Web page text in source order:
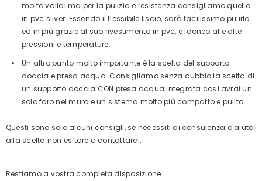
molto validi ma per la pulizia e resistenza consigliamo quello
in pvc silver. Essendo il flessibile liscio, sarà facilissimo pulirlo
ed in più grazie al suo rivestimento in pvc, è idoneo alle alte
pressioni e temperature.
Un altro punto molto importante è la scelta del supporto
doccia e presa acqua. Consigliamo senza dubbio la scelta di
un supporto doccia CON presa acqua integrata così avrai un
solo foro nel muro e un sistema molto più compatto e pulito.
Questi sono solo alcuni consigli, se necessiti di consulenza o aiuto
alla scelta non esitare a contattarci.
Restiamo a vostra completa disposizione